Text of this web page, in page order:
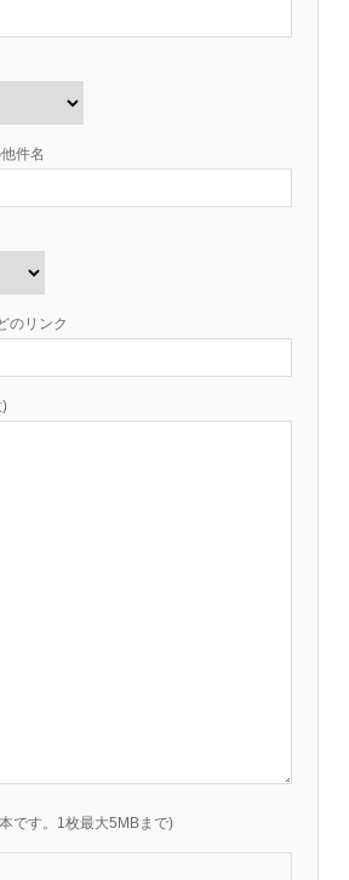
件名
のリンク
)
です。1枚最大5MBまで)